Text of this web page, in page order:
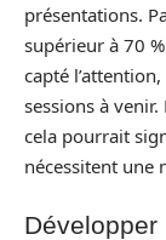
présentations.
supérieur à 70
capté
sessions à
cela pourrait
nécessitent une